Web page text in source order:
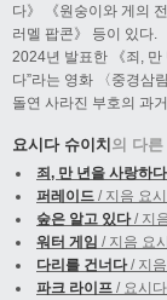
다》 《원숭이와 게의
러멜 팝콘》 등이 있다.
2024년 발표한 《죄, 만
다”라는 영화 〈중경삼
돌연 사라진 부호의 과
요시다 슈이치의 다
죄, 만 년을 사랑하다
퍼레이드 / 지음 요
숲은 알고 있다/ 지
워터 게임 / 지음 요
다리를 건너다/ 지
파크 라이프 / 요시